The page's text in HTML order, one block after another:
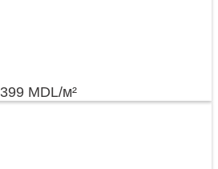
399 MDL/м²